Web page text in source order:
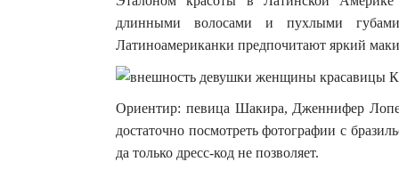
длинными волосами и пухлыми
Латиноамериканки предпочитают яркий
Ориентир: певица Шакира, Дженнифер
достаточно посмотреть фотографии с
да только дресс-код не позволяет.